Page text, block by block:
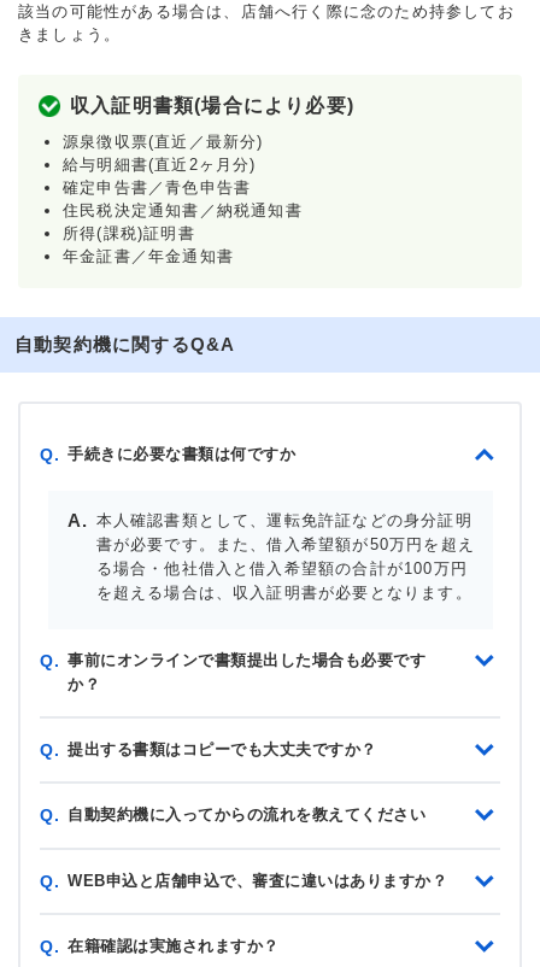
該当の可能性がある場合は、店舗へ行く際に念のため持参してお
きましょう。
収入証明書類(場合により必要)
源泉徴収票(直近／最新分)
給与明細書(直近2ヶ月分)
確定申告書／青色申告書
住民税決定通知書／納税通知書
所得(課税)証明書
年金証書／年金通知書
自動契約機に関するQ&A
Q. 手続きに必要な書類は何ですか
本人確認書類として、運転免許証などの身分証明
書が必要です。また、借入希望額が50万円を超え
る場合・他社借入と借入希望額の合計が100万円
を超える場合は、収入証明書が必要となります。
Q. 事前にオンラインで書類提出した場合も必要です
か？
Q. 提出する書類はコピーでも大丈夫ですか？
Q. 自動契約機に入ってからの流れを教えてください
Q. WEB申込と店舗申込で、審査に違いはありますか？
Q. 在籍確認は実施されますか？